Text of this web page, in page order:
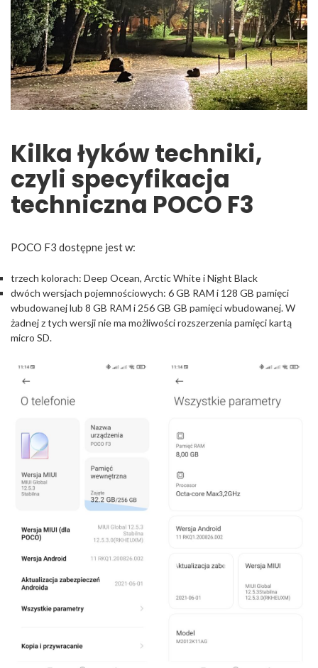
Kilka łyków techniki,
czyli specyfikacja
techniczna POCO F3
POCO F3 dostępne jest w:
trzech kolorach: Deep Ocean, Arctic White i Night Black
dwóch wersjach pojemnościowych: 6 GB RAM i 128 GB pamięci
wbudowanej lub 8 GB RAM i 256 GB GB pamięci wbudowanej. W
żadnej z tych wersji nie ma możliwości rozszerzenia pamięci kartą
micro SD.